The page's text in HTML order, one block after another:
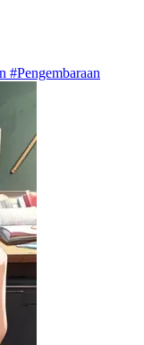
#Pengembaraan